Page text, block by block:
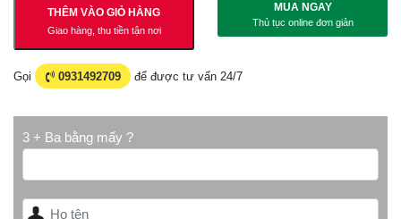
THÊM VÀO GIỎ HÀNG
Giao hàng, thu tiền tận nơi
MUA NGAY
Thủ tục online đơn giản
Gọi 0931492709 để được tư vấn 24/7
3 + Ba bằng mấy ?